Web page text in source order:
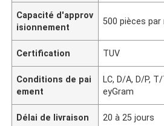
Capacité d'approv
isionnement
500 pièces par
Certification TUV
Conditions de pai
ement
LC, D/A, D/P,
eyGram
Délai de livraison 20 à 25 jours